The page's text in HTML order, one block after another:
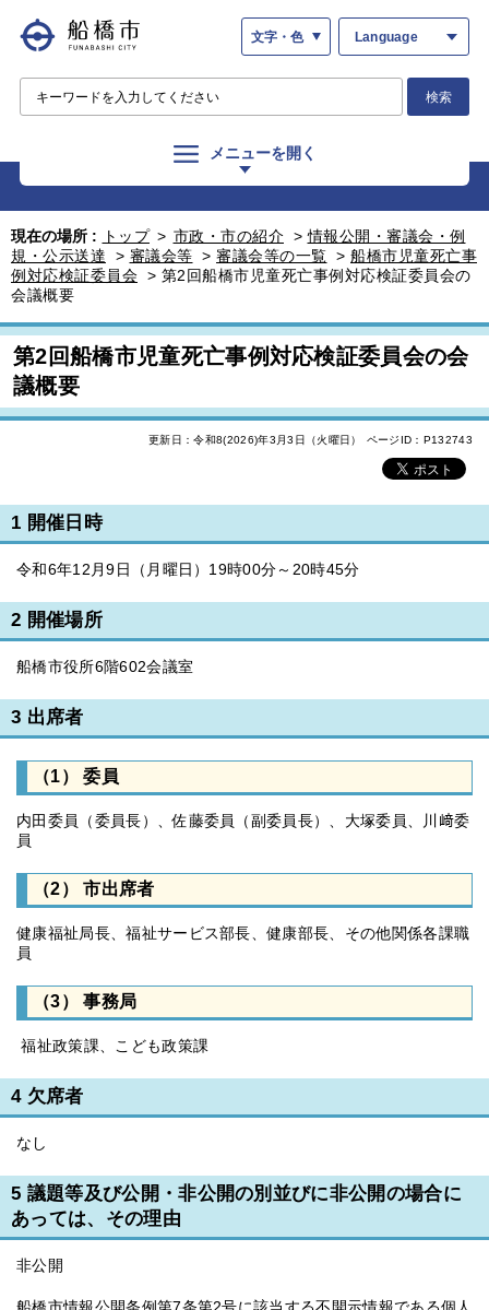
文字・色 Language
検索
メニューを開く
現在の場所 : トップ > 市政・市の紹介 >情報公開・審議会・例
規・公示送達
> 審議会等 > 審議会等の一覧 > 船橋市児童死亡事
例対応検証委員会 > 第2回船橋市児童死亡事例対応検証委員会の
会議概要
第2回船橋市児童死亡事例対応検証委員会の会
議概要
更新日：令和8(2026)年3月3日（火曜日） ページID：P132743
1 開催日時
令和6年12月9日（月曜日）19時00分～20時45分
2 開催場所
船橋市役所6階602会議室
3 出席者
（1） 委員
内田委員（委員長）、佐藤委員（副委員長）、大塚委員、川﨑委
員
（2） 市出席者
健康福祉局長、福祉サービス部長、健康部長、その他関係各課職
員
（3） 事務局
福祉政策課、こども政策課
4 欠席者
なし
5 議題等及び公開・非公開の別並びに非公開の場合に
あっては、その理由
非公開